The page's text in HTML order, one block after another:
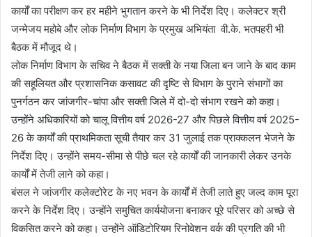
कार्यों का परीक्षण कर हर महीने भुगतान करने के भी निर्देश दिए। कलेक्टर श्री
जन्मेजय महोबे और लोक निर्माण विभाग के प्रमुख अभियंता वी.के. भतपहरी भी
बैठक में मौजूद थे।
लोक निर्माण विभाग के सचिव ने बैठक में सक्ती के नया जिला बन जाने के बाद काम
की सहूलियत और प्रशासनिक कसावट की दृष्टि से विभाग के पुराने संभागों का
पुनर्गठन कर जांजगीर-चांपा और सक्ती जिले में दो-दो संभाग रखने को कहा।
उन्होंने अधिकारियों को चालू वित्तीय वर्ष 2026-27 और पिछले वित्तीय वर्ष 2025-
26 के कार्यों की प्राथमिकता सूची तैयार कर 31 जुलाई तक प्राक्कलन भेजने के
निर्देश दिए। उन्होंने समय-सीमा से पीछे चल रहे कार्यों की जानकारी लेकर उनके
कार्यों में तेजी लाने को कहा।
बंसल ने जांजगीर कलेक्टोरेट के नए भवन के कार्यों में तेजी लाते हुए जल्द काम पूरा
करने के निर्देश दिए। उन्होंने समुचित कार्ययोजना बनाकर पूरे परिसर को अच्छे से
विकसित करने को कहा। उन्होंने ऑडिटोरियम रिनोवेशन वर्क की प्रगति की भी